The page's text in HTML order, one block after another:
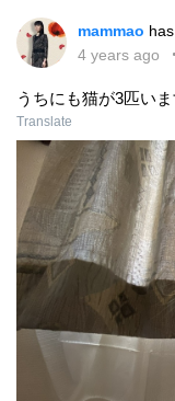
mammao
4 years ago
うちにも猫が3匹い
Translate